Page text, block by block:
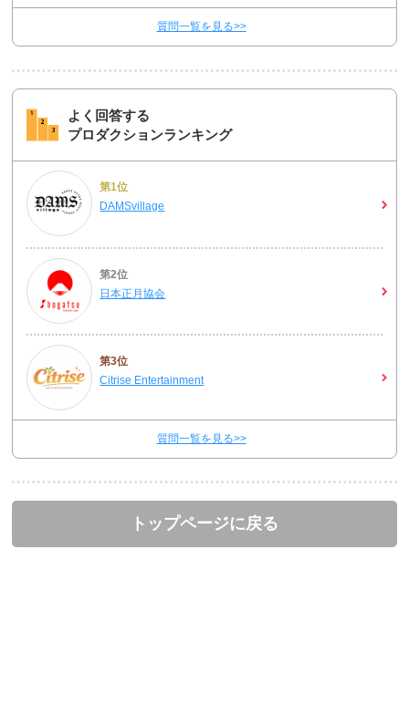
質問一覧を見る>>
よく回答する
プロダクションランキング
第1位
DAMSvillage
第2位
日本正月協会
第3位
Citrise Entertainment
質問一覧を見る>>
トップページに戻る